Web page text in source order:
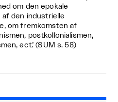
om den epokale
den industrielle
om fremkomsten af
postkollonialismen,
ect.’ (SUM s. 58)